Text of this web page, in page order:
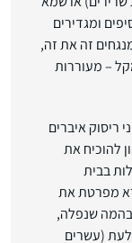
ומגדירים
זה את זה,
– מעוררות
ריסוק איברים
להוכיח את
בבית
מפרטת את
בהמה שנפלה,
(עשרים